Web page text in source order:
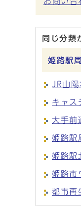
同じ分類
姫路駅
JR山
キャス
大手前
姫路駅
姫路駅
姫路市
都市再